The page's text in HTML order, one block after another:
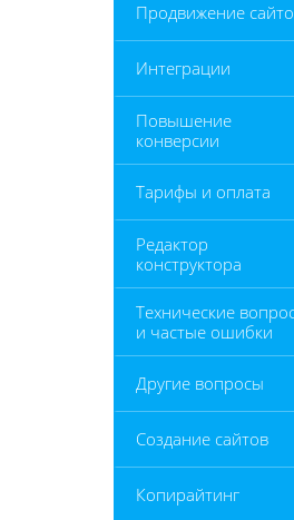
Продвижение
Интеграции
Повышение
конверсии
Тарифы и оплата
Редактор
конструктора
Технические
и частые ошибки
Другие вопросы
Создание сайтов
Копирайтинг